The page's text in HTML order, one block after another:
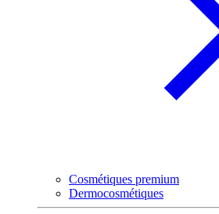
Cosmétiques premium
Dermocosmétiques